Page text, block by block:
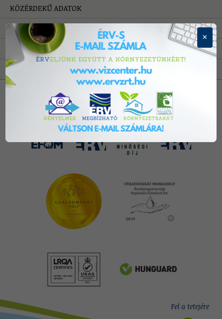
KÖZÉRDEKŰ ADATOK
HIBAELHÁRÍTÁS
PÁLYÁZATOK
A VÍZRŐL
×